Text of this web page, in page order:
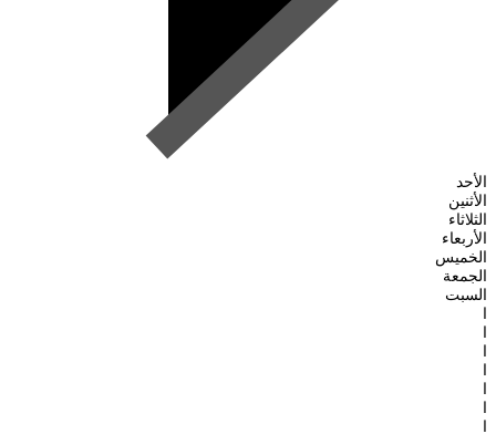
الأحد
الأثنين
الثلاثاء
الأربعاء
الخميس
الجمعة
السبت